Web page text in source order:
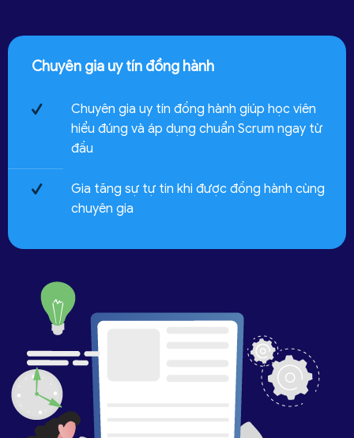
Chuyên gia uy tín đồng hành
Chuyên gia uy tín đồng hành giúp học viên
hiểu đúng và áp dụng chuẩn Scrum ngay từ
đầu
Gia tăng sự tự tin khi được đồng hành cùng
chuyên gia